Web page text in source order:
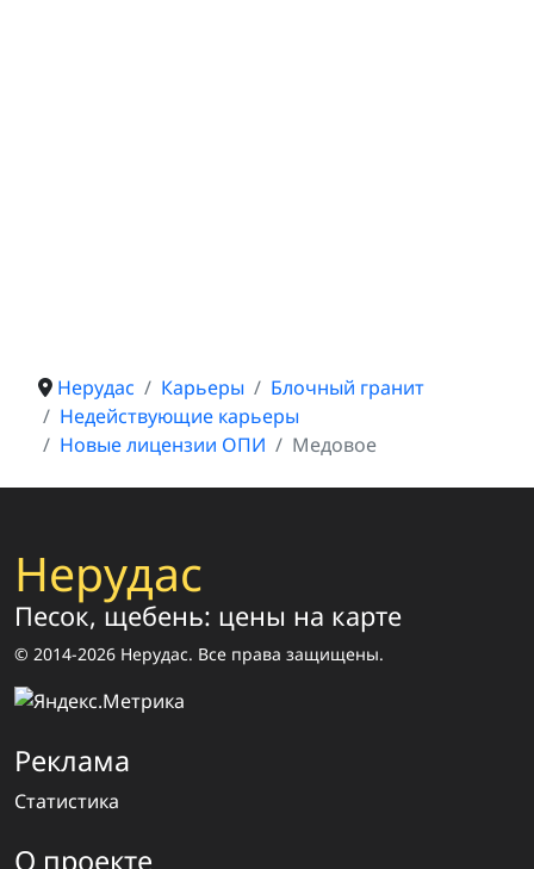
Нерудас Карьеры
Блочный гранит
Недействующие карьеры
Новые лицензии ОПИ
Медовое
Нерудас
Песок, щебень: цены на карте
© 2014-2026 Нерудас. Все права защищены.
Реклама
Статистика
О проекте